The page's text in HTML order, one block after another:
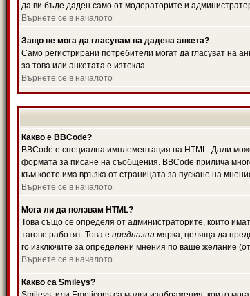
да ви бъде даден само от модераторите и
Върнете се в началото
Защо не мога да гласувам на дадена анкета?
Само регистрирани потребители могат да гласуват на
за това или анкетата е изтекла.
Върнете се в началото
Какво е BBCode?
BBCode е специална имплементация на HTML. Дали
формата за писане на съобщения. BBCode прилича
към което има връзка от страницата за пускане на
Върнете се в началото
Мога ли да ползвам HTML?
Това също се определя от администраторите, които
тагове работят. Това е предпазна мярка, целяща да
го изключите за определени мнения по ваше желание
Върнете се в началото
Какво са Smileys?